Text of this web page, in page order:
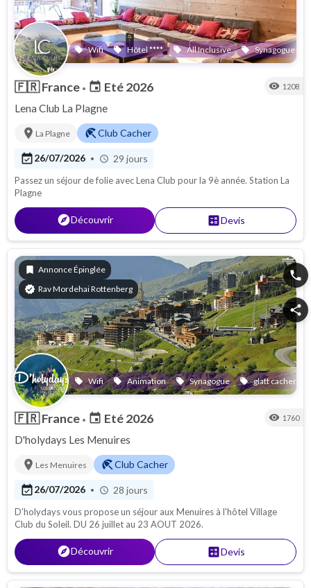
local_offer Wifi local_offer Hôtel **** local_offer All Inclusive local_offer Synagogue
🇫🇷France • event Eté 2026 visibility 1208
Lena Club La Plagne
location_on La Plagne beach_accessClub Cacher
event_available26/07/2026 • schedule 29 jours
Passez un séjour de folie avec Lena Club pour la 9è année. Station La
Plagne
exploreDécouvrir calculateDevis
bookmark Annonce Épinglée
verified Rav Mordehai Rottenberg
local_offer Wifi local_offer Animation local_offer Synagogue local_offer glatt cacher
phone
share
🇫🇷France • event Eté 2026 visibility 1760
D'holydays Les Menuires
location_on Les Menuires beach_accessClub Cacher
event_available26/07/2026 • schedule 28 jours
D'holydays vous propose un séjour aux Menuires à l'hôtel Village
Club du Soleil. DU 26 juillet au 23 AOUT 2026.
exploreDécouvrir calculateDevis